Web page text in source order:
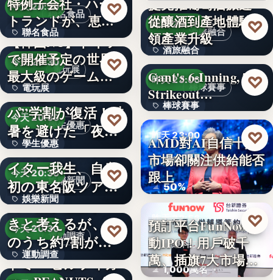
38
聯名食品
今天 20:30
聯名食品
810円
特例子会社・ハー
トランドが、恵那
川上屋と…
♡
電玩展
今天 20:30
電玩展
3
【韓国NC】ドイツ
で開催予定の世界
最大級のゲームシ
ョウ「…
♡
學生優惠
今天 20:30
學生優惠
文字
大反響の“神コス
パ”学割が復活！酷
暑を避けた「夜
活」でエ…
♡
娛樂新聞
今天 20:30
娛樂新聞
文字
シンガーソングラ
イター我生、自身
初の東名阪ツアー
が開催決…
♡
運動調查
今天 20:30
運動調查
約９割が運動すべ
きと考えるが、そ
のうち約7割が実
践できて…
♡
トミー ヒルフィガ
63.1%
酒旅融合
昨天 23:16
酒旅融合
96%
捷克推葡萄酒旅遊
從釀酒到產地體驗引
領產業升級
♡
棒球賽事
昨天 23:06
棒球賽事
99
Gant's 6-Inning, 7-
Strikeout…
♡
昨天 23:00
財報分析
50%
AMD對AI自信十足
市場卻關注供給能否
跟上
♡
昨天 22:56
財經科技
1,000萬名
預訂平台FunNow啟
動IPO！用戶破千
萬、插旗7大市場…
♡